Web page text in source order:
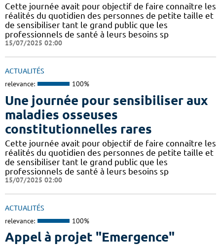
Cette journée avait pour objectif de faire connaître les
réalités du quotidien des personnes de petite taille et
de sensibiliser tant le grand public que les
professionnels de santé à leurs besoins sp
15/07/2025 02:00
ACTUALITÉS
relevance: 100%
Une journée pour sensibiliser aux
maladies osseuses
constitutionnelles rares
Cette journée avait pour objectif de faire connaître les
réalités du quotidien des personnes de petite taille et
de sensibiliser tant le grand public que les
professionnels de santé à leurs besoins sp
15/07/2025 02:00
ACTUALITÉS
relevance: 100%
Appel à projet "Emergence"